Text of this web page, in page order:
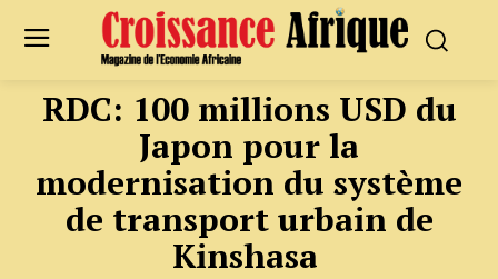
RDC: 100 millions USD du
Japon pour la
modernisation du système
de transport urbain de
Kinshasa